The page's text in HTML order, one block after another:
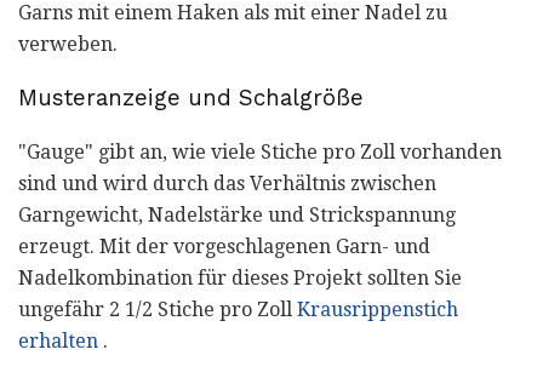
Garns mit einem Haken als mit einer Nadel zu
verweben.
Musteranzeige und Schalgröße
"Gauge" gibt an, wie viele Stiche pro Zoll vorhanden
sind und wird durch das Verhältnis zwischen
Garngewicht, Nadelstärke und Strickspannung
erzeugt. Mit der vorgeschlagenen Garn- und
Nadelkombination für dieses Projekt sollten Sie
ungefähr 2 1/2 Stiche pro Zoll Krausrippenstich
erhalten .